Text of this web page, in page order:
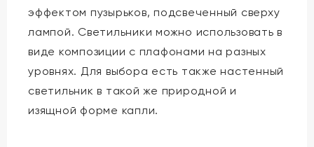
эффектом пузырьков, подсвеченный сверху
лампой. Светильники можно использовать в
виде композиции с плафонами на разных
уровнях. Для выбора есть также настенный
светильник в такой же природной и
изящной форме капли.